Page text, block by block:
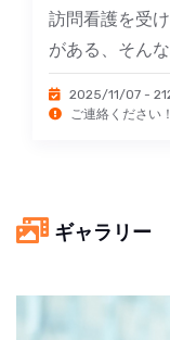
訪問看護を受
がある、そん
2025/11/07 -
ご連絡ください
ギャラリー